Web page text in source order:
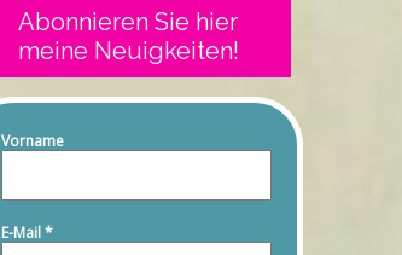
Abonnieren Sie hier
meine Neuigkeiten!
Vorname
E-Mail*